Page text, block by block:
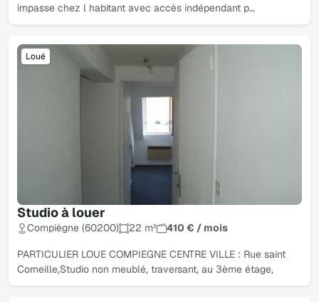
impasse chez l habitant avec accès indépendant p…
Studio à louer
Loué
Compiègne (60200) 22 m² 410 € / mois
PARTICULIER LOUE COMPIEGNE CENTRE VILLE : Rue saint
Corneille,Studio non meublé, traversant, au 3ème étage,